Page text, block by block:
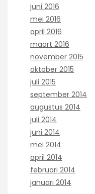
juni 2016
mei 2016
april 2016
maart 2016
november 2015
oktober 2015
juli 2015
september 2014
augustus 2014
juli 2014
juni 2014
mei 2014
april 2014
februari 2014
januari 2014